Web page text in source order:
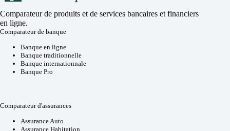
Comparateur de produits et de services bancaires et financiers
en ligne.
Comparateur de banque
Banque en ligne
Banque traditionnelle
Banque internationnale
Banque Pro
Comparateur d'assurances
Assurance Auto
Assurance Habitation